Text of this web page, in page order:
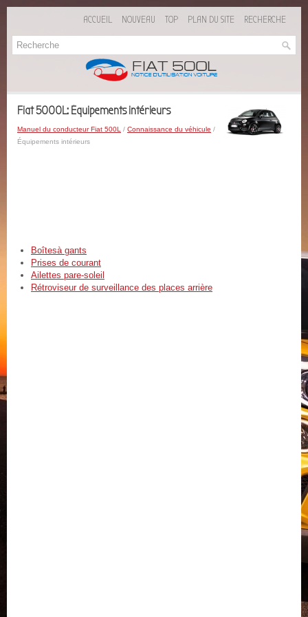
ACCUEIL NOUVEAU TOP PLAN DU SITE RECHERCHE
Fiat 5000L: Équipements intérieurs
Manuel du conducteur Fiat 500L / Connaissance du véhicule /
Équipements intérieurs
Boîtesà gants
Prises de courant
Ailettes pare-soleil
Rétroviseur de surveillance des places arrière